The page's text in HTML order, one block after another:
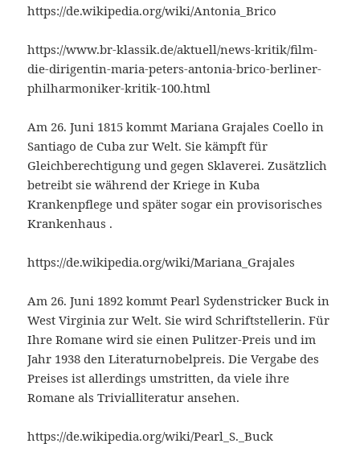
https://de.wikipedia.org/wiki/Antonia_Brico
https://www.br-klassik.de/aktuell/news-kritik/film-
die-dirigentin-maria-peters-antonia-brico-berliner-
philharmoniker-kritik-100.html
Am 26. Juni 1815 kommt Mariana Grajales Coello in
Santiago de Cuba zur Welt. Sie kämpft für
Gleichberechtigung und gegen Sklaverei. Zusätzlich
betreibt sie während der Kriege in Kuba
Krankenpflege und später sogar ein provisorisches
Krankenhaus .
https://de.wikipedia.org/wiki/Mariana_Grajales
Am 26. Juni 1892 kommt Pearl Sydenstricker Buck in
West Virginia zur Welt. Sie wird Schriftstellerin. Für
Ihre Romane wird sie einen Pulitzer-Preis und im
Jahr 1938 den Literaturnobelpreis. Die Vergabe des
Preises ist allerdings umstritten, da viele ihre
Romane als Trivialliteratur ansehen.
https://de.wikipedia.org/wiki/Pearl_S._Buck